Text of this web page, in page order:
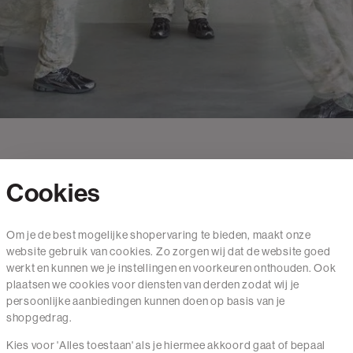
Mail ons
020 - 3412 650
Van maandag t/m vrijdag van 8.30 uur tot 18.00 uur.
Cookies
Om je de best mogelijke shopervaring te bieden, maakt onze
website gebruik van cookies. Zo zorgen wij dat de website goed
werkt en kunnen we je instellingen en voorkeuren onthouden. Ook
plaatsen we cookies voor diensten van derden zodat wij je
persoonlijke aanbiedingen kunnen doen op basis van je
shopgedrag.
Kies voor 'Alles toestaan' als je hiermee akkoord gaat of bepaal